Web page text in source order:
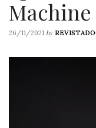
26/11/2021 by